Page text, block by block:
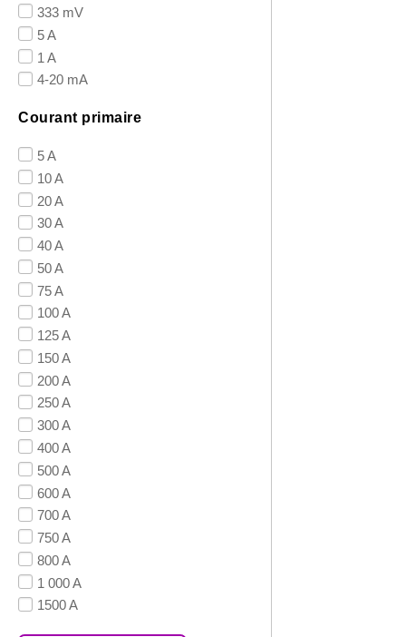
333 mV
5 A
1 A
4-20 mA
Courant primaire
5 A
10 A
20 A
30 A
40 A
50 A
75 A
100 A
125 A
150 A
200 A
250 A
300 A
400 A
500 A
600 A
700 A
750 A
800 A
1 000 A
1500 A